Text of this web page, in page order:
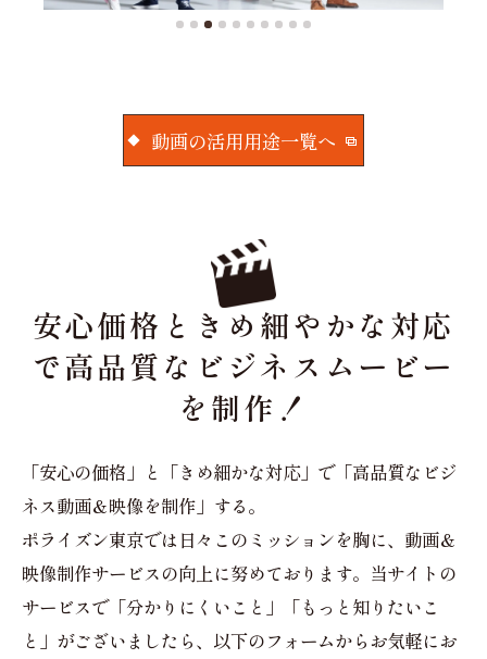
動画の活用用途一覧へ
安心価格ときめ細やかな対応
で高品質なビジネスムービー
を制作！
「安心の価格」と「きめ細かな対応」で「高品質なビジ
ネス動画＆映像を制作」する。
ポライズン東京では日々このミッションを胸に、動画＆
映像制作サービスの向上に努めております。当サイトの
サービスで「分かりにくいこと」「もっと知りたいこ
と」がございましたら、以下のフォームからお気軽にお